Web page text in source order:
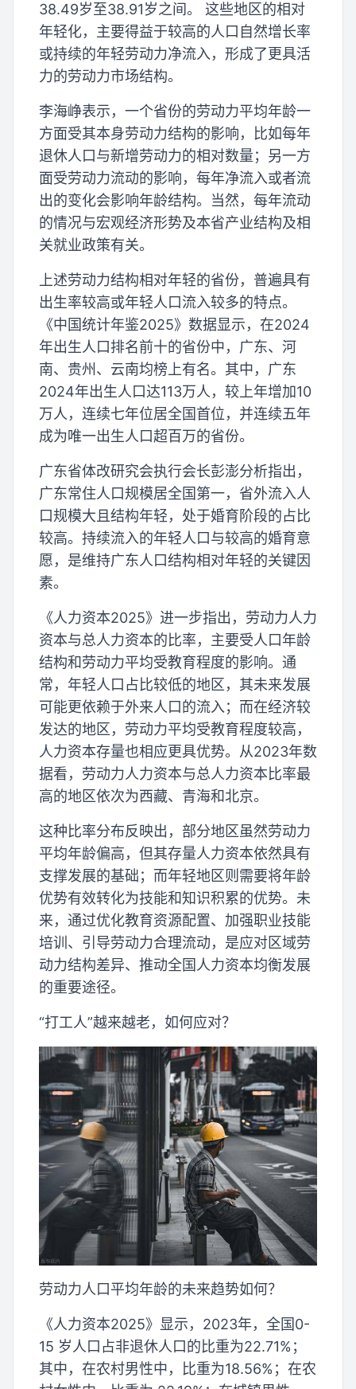
38.49岁至38.91岁之间。 这些地区的相对
年轻化，主要得益于较高的人口自然增长率
或持续的年轻劳动力净流入，形成了更具活
力的劳动力市场结构。
李海峥表示，一个省份的劳动力平均年龄一
方面受其本身劳动力结构的影响，比如每年
退休人口与新增劳动力的相对数量；另一方
面受劳动力流动的影响，每年净流入或者流
出的变化会影响年龄结构。当然，每年流动
的情况与宏观经济形势及本省产业结构及相
关就业政策有关。
上述劳动力结构相对年轻的省份，普遍具有
出生率较高或年轻人口流入较多的特点。
《中国统计年鉴2025》数据显示，在2024
年出生人口排名前十的省份中，广东、河
南、贵州、云南均榜上有名。其中，广东
2024年出生人口达113万人，较上年增加10
万人，连续七年位居全国首位，并连续五年
成为唯一出生人口超百万的省份。
广东省体改研究会执行会长彭澎分析指出，
广东常住人口规模居全国第一，省外流入人
口规模大且结构年轻，处于婚育阶段的占比
较高。持续流入的年轻人口与较高的婚育意
愿，是维持广东人口结构相对年轻的关键因
素。
《人力资本2025》进一步指出，劳动力人力
资本与总人力资本的比率，主要受人口年龄
结构和劳动力平均受教育程度的影响。通
常，年轻人口占比较低的地区，其未来发展
可能更依赖于外来人口的流入；而在经济较
发达的地区，劳动力平均受教育程度较高，
人力资本存量也相应更具优势。从2023年数
据看，劳动力人力资本与总人力资本比率最
高的地区依次为西藏、青海和北京。
这种比率分布反映出，部分地区虽然劳动力
平均年龄偏高，但其存量人力资本依然具有
支撑发展的基础；而年轻地区则需要将年龄
优势有效转化为技能和知识积累的优势。未
来，通过优化教育资源配置、加强职业技能
培训、引导劳动力合理流动，是应对区域劳
动力结构差异、推动全国人力资本均衡发展
的重要途径。
“打工人”越来越老，如何应对？
劳动力人口平均年龄的未来趋势如何？
《人力资本2025》显示，2023年，全国0-
15 岁人口占非退休人口的比重为22.71%；
其中，在农村男性中，比重为18.56%；在农